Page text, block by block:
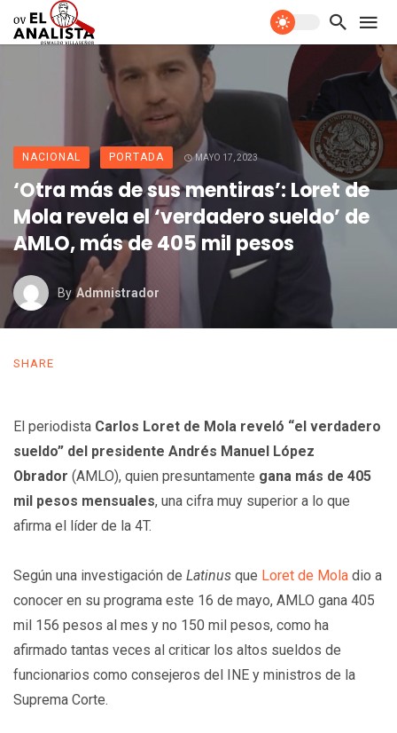
NACIONAL PORTADA MAYO 17, 2023
‘Otra más de sus mentiras’: Loret de
Mola revela el ‘verdadero sueldo’ de
AMLO, más de 405 mil pesos
By Admnistrador
SHARE
El periodista Carlos Loret de Mola reveló “el verdadero
sueldo” del presidente Andrés Manuel López
Obrador (AMLO), quien presuntamente gana más de 405
mil pesos mensuales, una cifra muy superior a lo que
afirma el líder de la 4T.
Según una investigación de Latinus que Loret de Mola dio a
conocer en su programa este 16 de mayo, AMLO gana 405
mil 156 pesos al mes y no 150 mil pesos, como ha
afirmado tantas veces al criticar los altos sueldos de
funcionarios como consejeros del INE y ministros de la
Suprema Corte.